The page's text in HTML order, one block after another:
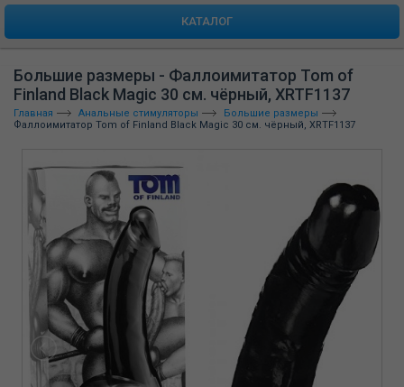
КАТАЛОГ
Большие размеры - Фаллоимитатор Tom of
Finland Black Magic 30 см. чёрный, XRTF1137
Главная Анальные стимуляторы
Большие размеры
Фаллоимитатор Tom of Finland Black Magic 30 см. чёрный, XRTF1137